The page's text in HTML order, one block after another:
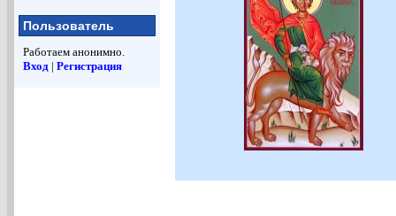
Пользователь
Работаем анонимно.
Вход | Регистрация